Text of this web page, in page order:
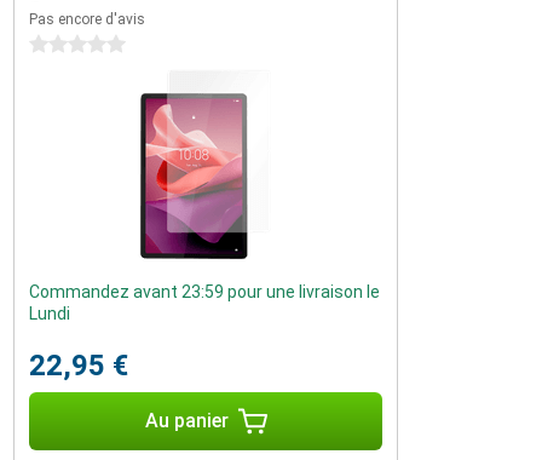
Pas encore d'avis
0 étoiles
Commandez avant 23:59 pour une livraison le
Lundi
22,95 €
Au panier